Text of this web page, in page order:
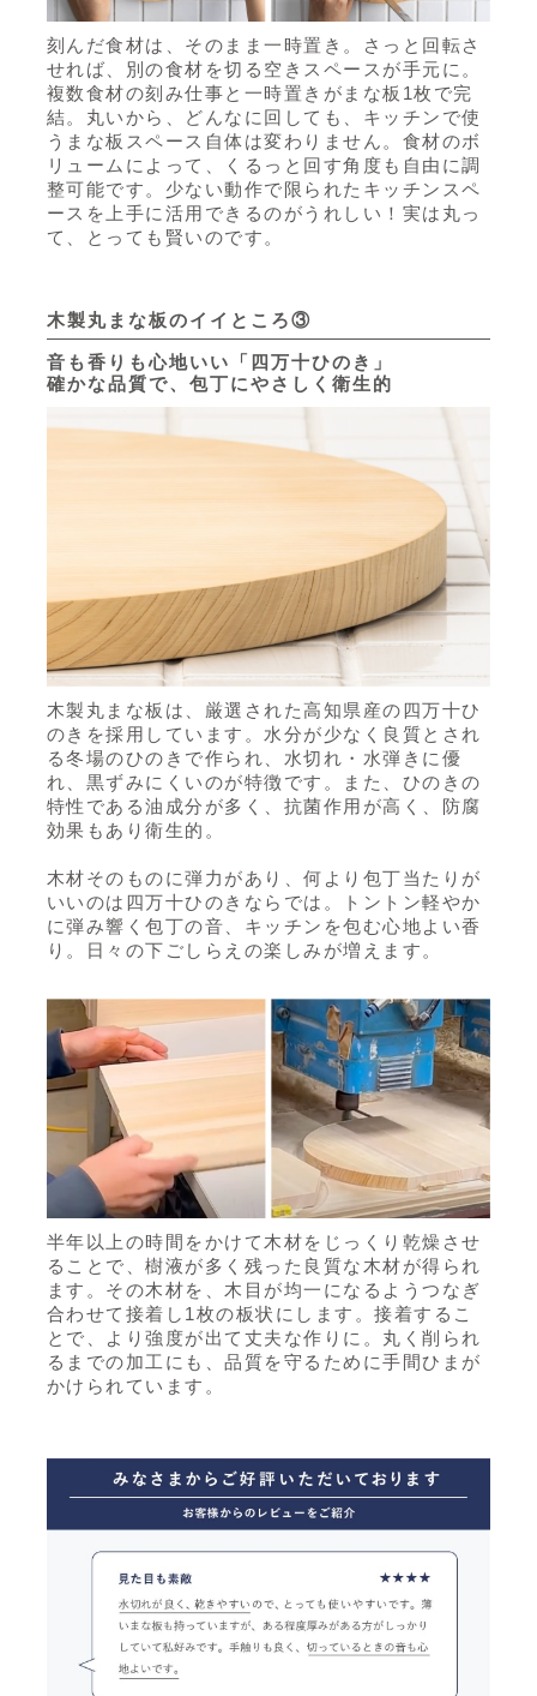
刻んだ食材は、そのまま一時置き。さっと回転さ
せれば、別の食材を切る空きスペースが手元に。
複数食材の刻み仕事と一時置きがまな板1枚で完
結。丸いから、どんなに回しても、キッチンで使
うまな板スペース自体は変わりません。食材のボ
リュームによって、くるっと回す角度も自由に調
整可能です。少ない動作で限られたキッチンスペ
ースを上手に活用できるのがうれしい！実は丸っ
て、とっても賢いのです。
木製丸まな板のイイところ③
音も香りも心地いい「四万十ひのき」
確かな品質で、包丁にやさしく衛生的
木製丸まな板は、厳選された高知県産の四万十ひ
のきを採用しています。水分が少なく良質とされ
る冬場のひのきで作られ、水切れ・水弾きに優
れ、黒ずみにくいのが特徴です。また、ひのきの
特性である油成分が多く、抗菌作用が高く、防腐
効果もあり衛生的。
木材そのものに弾力があり、何より包丁当たりが
いいのは四万十ひのきならでは。トントン軽やか
に弾み響く包丁の音、キッチンを包む心地よい香
り。日々の下ごしらえの楽しみが増えます。
半年以上の時間をかけて木材をじっくり乾燥させ
ることで、樹液が多く残った良質な木材が得られ
ます。その木材を、木目が均一になるようつなぎ
合わせて接着し1枚の板状にします。接着するこ
とで、より強度が出て丈夫な作りに。丸く削られ
るまでの加工にも、品質を守るために手間ひまが
かけられています。